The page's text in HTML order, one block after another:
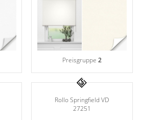
Preisgruppe 2
Rollo Springfield VD
27251